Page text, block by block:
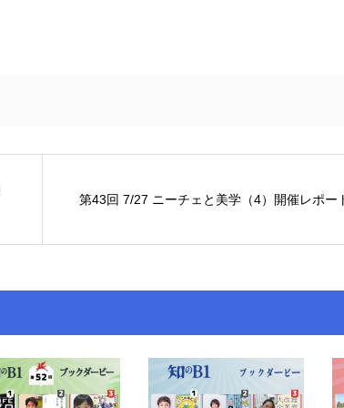
第43回 7/27 ニーチェと美学（4）開催レポー